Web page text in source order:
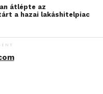
folytató
a
átlépte az
a hazai lakáshitelpiac